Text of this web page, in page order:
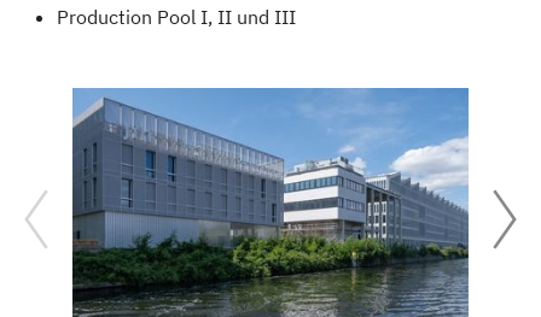
Production Pool I, II und III